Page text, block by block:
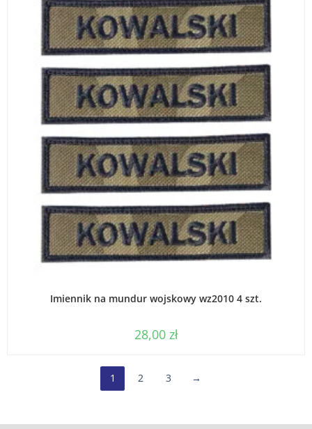
Imiennik na mundur wojskowy wz2010 4 szt.
28,00 zł
1 2 3 →